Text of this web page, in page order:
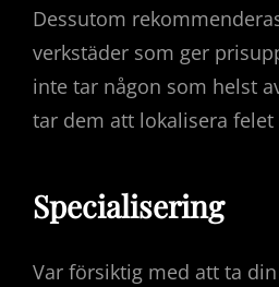
Dessutom
verkstäder som ger
inte tar någon som helst
tar dem att lokalisera
Specialisering
Var försiktig med att ta